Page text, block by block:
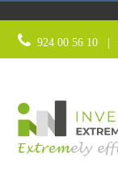
login
924 00 56 10 |